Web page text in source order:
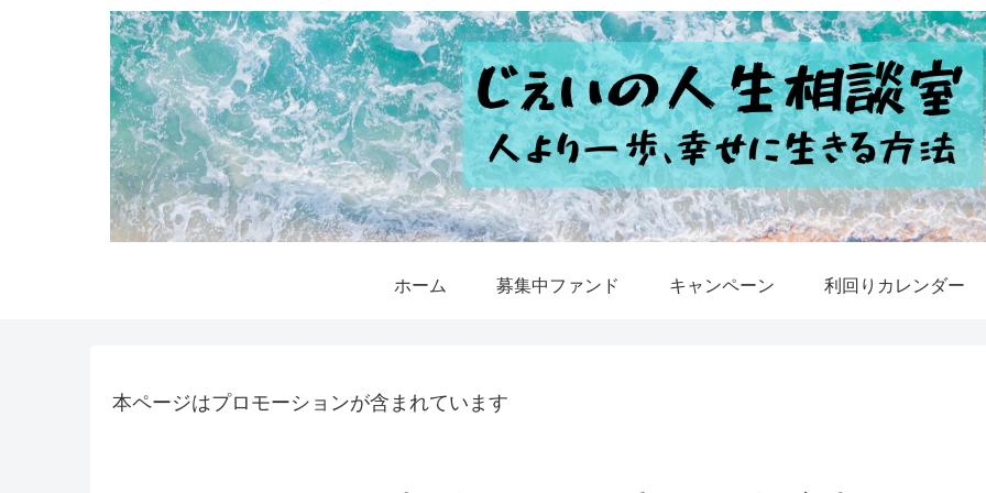
ホーム 募集中ファンド キャンペーン 利回りカレンダー
本ページはプロモーションが含まれています